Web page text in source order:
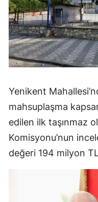
Yenikent
mahsuplaşma
edilen ilk taşınmaz
Komisyonu’nun
değeri 194 milyon